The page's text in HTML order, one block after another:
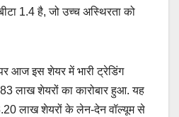
1.4 है, जो उच्च अस्थिरता को
आज इस शेयर में भारी ट्रेडिंग
लाख शेयरों का कारोबार हुआ. यह
लाख शेयरों के लेन-देन वॉल्यूम से